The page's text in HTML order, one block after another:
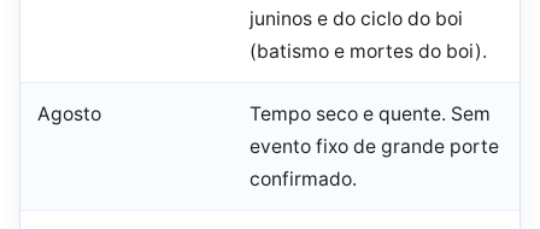
juninos e do ciclo do boi
(batismo e mortes do boi).
Agosto
Tempo seco e quente. Sem
evento fixo de grande porte
confirmado.